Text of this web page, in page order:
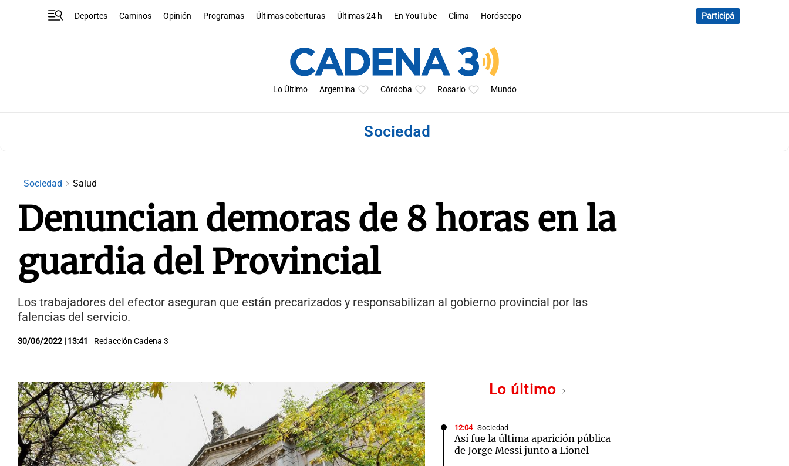
Deportes Caminos Opinión Programas Últimas coberturas Últimas 24 h En YouTube Clima Horóscopo Participá
Lo Último Argentina Córdoba Rosario Mundo
Sociedad
Sociedad Salud
Denuncian demoras de 8 horas en la
guardia del Provincial
Los trabajadores del efector aseguran que están precarizados y responsabilizan al gobierno provincial por las
falencias del servicio.
30/06/2022 | 13:41 Redacción Cadena 3
Lo último
12:04 Sociedad
Así fue la última aparición pública
de Jorge Messi junto a Lionel